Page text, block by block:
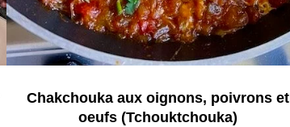
Chakchouka aux oignons, poivrons et
oeufs (Tchouktchouka)